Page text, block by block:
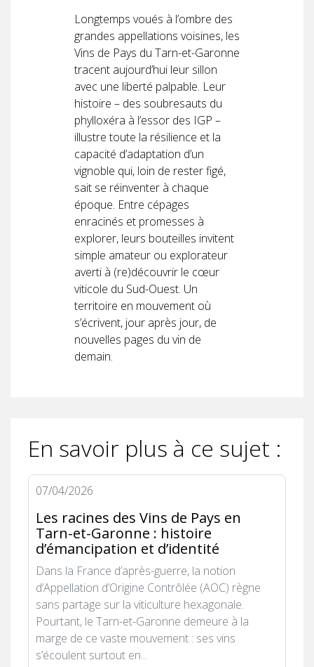
Longtemps voués à l’ombre des
grandes appellations voisines, les
Vins de Pays du Tarn-et-Garonne
tracent aujourd’hui leur sillon
avec une liberté palpable. Leur
histoire – des soubresauts du
phylloxéra à l’essor des IGP –
illustre toute la résilience et la
capacité d’adaptation d’un
vignoble qui, loin de rester figé,
sait se réinventer à chaque
époque. Entre cépages
enracinés et promesses à
explorer, leurs bouteilles invitent
simple amateur ou explorateur
averti à (re)découvrir le cœur
viticole du Sud-Ouest. Un
territoire en mouvement où
s’écrivent, jour après jour, de
nouvelles pages du vin de
demain.
En savoir plus à ce sujet :
07/04/2026
Les racines des Vins de Pays en
Tarn-et-Garonne : histoire
d’émancipation et d’identité
Dans la France d’après-guerre, la notion
d’Appellation d’Origine Contrôlée (AOC) règne
sans partage sur la viticulture hexagonale.
Pourtant, le Tarn-et-Garonne demeure à la
marge de ce vaste mouvement : ses vins
s’écoulent surtout en...